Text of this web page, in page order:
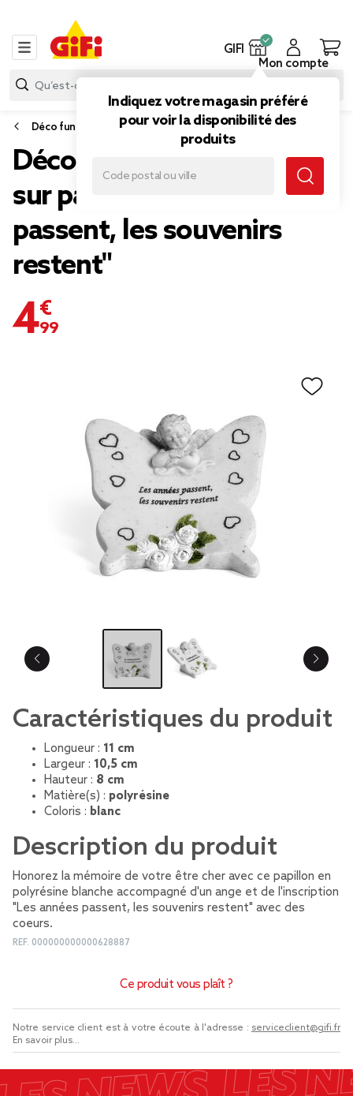
GIFI
Indiquez votre magasin préféré
pour voir la disponibilité des
produits
Mon compte
Déco funéraire
Décoration funéraire ange
sur papillon "Les années
passent, les souvenirs
restent"
4,99 €
Caractéristiques du produit
Longueur : 11 cm
Largeur : 10,5 cm
Hauteur : 8 cm
Matière(s) : polyrésine
Coloris : blanc
Description du produit
Honorez la mémoire de votre être cher avec ce papillon en
polyrésine blanche accompagné d'un ange et de l'inscription
"Les années passent, les souvenirs restent" avec des
coeurs.
REF. 000000000000628887
Ce produit vous plaît ?
Notre service client est à votre écoute à l'adresse : serviceclient@gifi.fr
En savoir plus...